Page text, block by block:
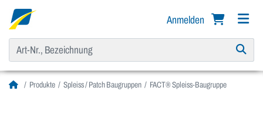
Anmelden
Produkte Spleiss / Patch Baugruppen FACT® Spleiss-Baugruppe